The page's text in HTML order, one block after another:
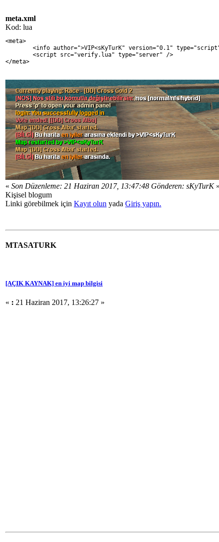
meta.xml
Kod: lua
<meta>
<info author=">VIP<sKyTurK" version="0.1"
	<script src="verify.lua" type="server" />
</meta>
« Son Düzenleme: 21 Haziran 2017, 13:47:48 Gönderen: sKyTurK
Kişisel blogum
Linki görebilmek için Kayıt olun yada Giriş yapın.
MTASATURK
[AÇIK KAYNAK] en iyi map bilgisi
« : 21 Haziran 2017, 13:26:27 »